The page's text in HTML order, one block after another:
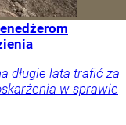
długie lata trafić za
w sprawie